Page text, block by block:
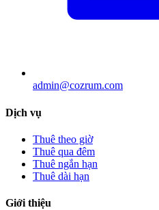
admin@cozrum.com
Dịch vụ
Thuê theo giờ
Thuê qua đêm
Thuê ngắn hạn
Thuê dài hạn
Giới thiệu